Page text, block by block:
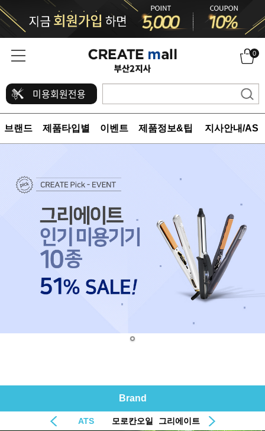
0
미용회원전용
브랜드 제품타입별 이벤트 제품정보&팁 지사안내/AS
Brand
ATS 모로칸오일 그리에이트